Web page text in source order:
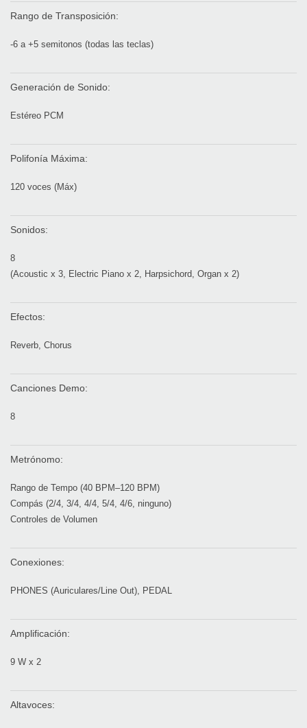
Rango de Transposición:
-6 a +5 semitonos (todas las teclas)
Generación de Sonido:
Estéreo PCM
Polifonía Máxima:
120 voces (Máx)
Sonidos:
8
(Acoustic x 3, Electric Piano x 2, Harpsichord, Organ x 2)
Efectos:
Reverb, Chorus
Canciones Demo:
8
Metrónomo:
Rango de Tempo (40 BPM–120 BPM)
Compás (2/4, 3/4, 4/4, 5/4, 4/6, ninguno)
Controles de Volumen
Conexiones:
PHONES (Auriculares/Line Out), PEDAL
Amplificación:
9 W x 2
Altavoces: